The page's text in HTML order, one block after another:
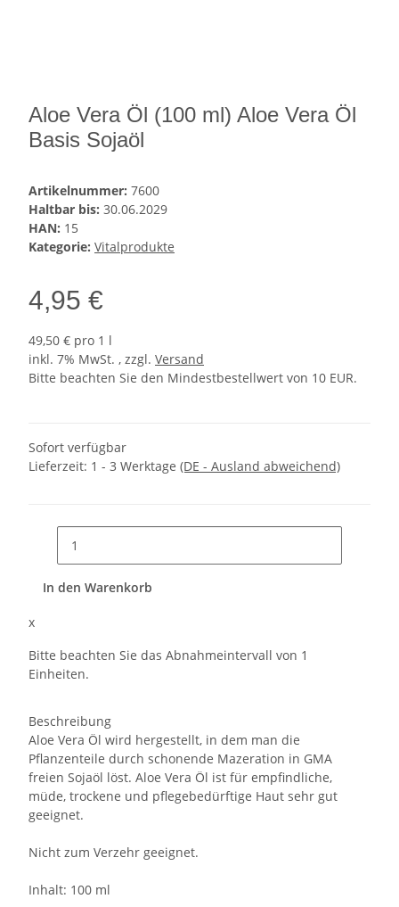
Aloe Vera Öl (100 ml) Aloe Vera Öl
Basis Sojaöl
Artikelnummer: 7600
Haltbar bis: 30.06.2029
HAN: 15
Kategorie: Vitalprodukte
4,95 €
49,50 € pro 1 l
inkl. 7% MwSt. , zzgl. Versand
Bitte beachten Sie den Mindestbestellwert von 10 EUR.
Sofort verfügbar
Lieferzeit: 1 - 3 Werktage (DE - Ausland abweichend)
In den Warenkorb
x
Bitte beachten Sie das Abnahmeintervall von 1
Einheiten.
Beschreibung
Aloe Vera Öl wird hergestellt, in dem man die
Pflanzenteile durch schonende Mazeration in GMA
freien Sojaöl löst. Aloe Vera Öl ist für empfindliche,
müde, trockene und pflegebedürftige Haut sehr gut
geeignet.
Nicht zum Verzehr geeignet.
Inhalt: 100 ml